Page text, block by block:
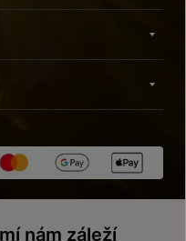
nám záleží